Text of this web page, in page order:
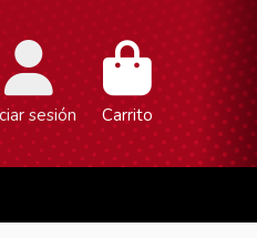
sesión Carrito